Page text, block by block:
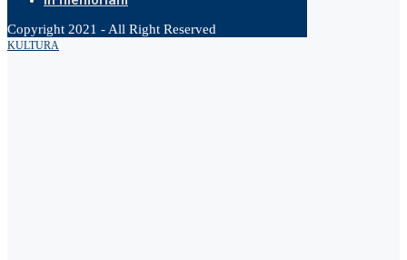
Copyright 2021 - All Right Reserved
KULTURA